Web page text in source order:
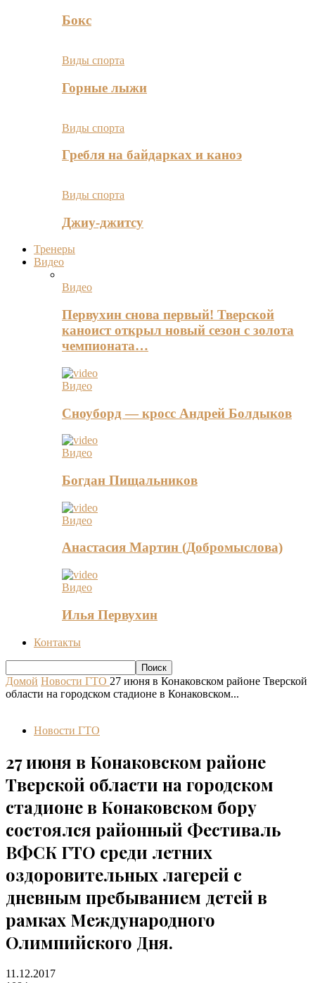
Бокс
Виды спорта
Горные лыжи
Виды спорта
Гребля на байдарках и каноэ
Виды спорта
Джиу-джитсу
Тренеры
Видео
Видео
Первухин снова первый! Тверской
каноист открыл новый сезон с золота
чемпионата…
Видео
Сноуборд — кросс Андрей Болдыков
Видео
Богдан Пищальников
Видео
Анастасия Мартин (Добромыслова)
Видео
Илья Первухин
Контакты
Домой Новости ГТО 27 июня в Конаковском районе Тверской
области на городском стадионе в Конаковском...
Новости ГТО
27 июня в Конаковском районе
Тверской области на городском
стадионе в Конаковском бору
состоялся районный Фестиваль
ВФСК ГТО среди летних
оздоровительных лагерей с
дневным пребыванием детей в
рамках Международного
Олимпийского Дня.
11.12.2017